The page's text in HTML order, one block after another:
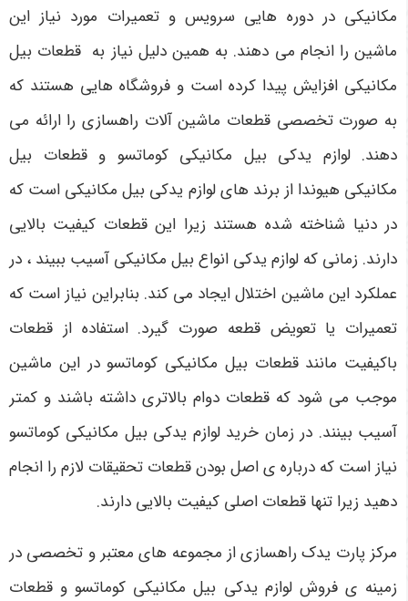
مکانیکی در دوره هایی سرویس و تعمیرات مورد نیاز این
ماشین را انجام می دهند. به همین دلیل نیاز به قطعات بیل
مکانیکی افزایش پیدا کرده است و فروشگاه هایی هستند که
به صورت تخصصی قطعات ماشین آلات راهسازی را ارائه می
دهند. لوازم یدکی بیل مکانیکی کوماتسو و قطعات بیل
مکانیکی هیوندا از برند های لوازم یدکی بیل مکانیکی است که
در دنیا شناخته شده هستند زیرا این قطعات کیفیت بالایی
دارند. زمانی که لوازم یدکی انواع بیل مکانیکی آسیب ببیند ، در
عملکرد این ماشین اختلال ایجاد می کند. بنابراین نیاز است که
تعمیرات یا تعویض قطعه صورت گیرد. استفاده از قطعات
باکیفیت مانند قطعات بیل مکانیکی کوماتسو در این ماشین
موجب می شود که قطعات دوام بالاتری داشته باشند و کمتر
آسیب بینند. در زمان خرید لوازم یدکی بیل مکانیکی کوماتسو
نیاز است که درباره ی اصل بودن قطعات تحقیقات لازم را انجام
دهید زیرا تنها قطعات اصلی کیفیت بالایی دارند.
مرکز پارت یدک راهسازی از مجموعه های معتبر و تخصصی در
زمینه ی فروش لوازم یدکی بیل مکانیکی کوماتسو و قطعات